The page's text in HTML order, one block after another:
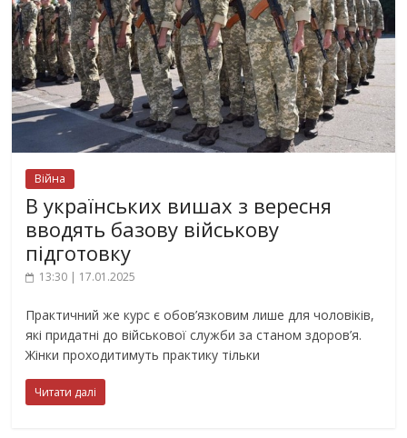
Війна
В українських вишах з вересня
вводять базову військову
підготовку
13:30 | 17.01.2025
Практичний же курс є обов’язковим лише для чоловіків,
які придатні до військової служби за станом здоров’я.
Жінки проходитимуть практику тільки
Читати далі